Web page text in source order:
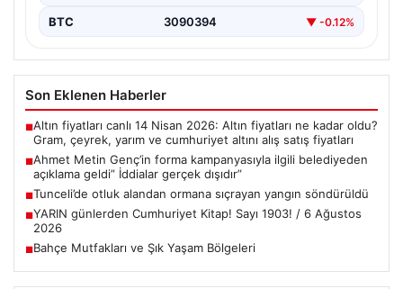
BTC 3090394 ▼ -0.12%
Son Eklenen Haberler
■Altın fiyatları canlı 14 Nisan 2026: Altın fiyatları ne kadar oldu?
Gram, çeyrek, yarım ve cumhuriyet altını alış satış fiyatları
■Ahmet Metin Genç’in forma kampanyasıyla ilgili belediyeden
açıklama geldi” İddialar gerçek dışıdır”
■Tunceli’de otluk alandan ormana sıçrayan yangın söndürüldü
■YARIN günlerden Cumhuriyet Kitap! Sayı 1903! / 6 Ağustos
2026
■Bahçe Mutfakları ve Şık Yaşam Bölgeleri